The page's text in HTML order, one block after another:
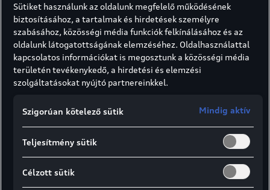
modellnevekkel
könnyíti meg az
ügyfelek
eligazodását.
Egységes nemzetközi rendszer és könnyű
tájékozódás az ügyfelek számára. Az Audi
kombinációján alapuló névadási
Sütiket használunk az oldalunk megfelelő működésének
biztosításához, a tartalmak és hirdetések személyre
szabásához, közösségi média funkciók felkínálásához és az
oldalunk látogatottságának elemzéséhez. Oldalhasználattal
kapcsolatos információkat is megosztunk a közösségi média
területén tevékenykedő, a hirdetési és elemzési
szolgáltatásokat nyújtó partnereinkkel.
Szigorúan kötelező sütik Mindig aktív
Teljesítmény sütik
Célzott sütik